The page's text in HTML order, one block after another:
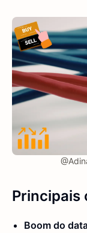
Principais
Boom do